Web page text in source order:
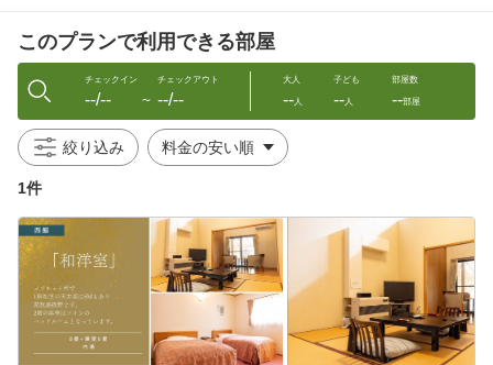
念日利用と幅広く好評いただいております。
＜湯めぐりポイント＞
・18種すべて貸切制！予約不要・追加料金なしで入り放題
・加水・循環なしの本物の源泉かけ流し温泉
・渓流沿い、森の中、滝見、岩盤など多彩なロケーション
・春は新緑、夏は蛍、秋は紅葉、冬は雪見ー四季折々の風情
・スタンプラリー全制覇で記念品プレゼント！
【夕食】
南館1階「お食事処・専用個室」にてご用意。
メインは、群馬の山の恵み「猪鍋」。
濃厚な赤身と脂の甘みが絶妙に調和し、地元野菜と味噌ベースの
特製出汁が旨みを引き立てます。
料理長が厳選した旬の食材を使った季節の会席料理をご堪能くだ
このプランで利用できる部屋
チェックイン
--/-- 〜
チェックアウト
--/--
大人
--人
子ども
--人
部屋数
--部屋
絞り込み
1件